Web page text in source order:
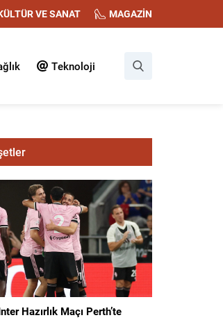
VE SANAT MAGAZİN
Teknoloji
Hazırlık Maçı Perth’te